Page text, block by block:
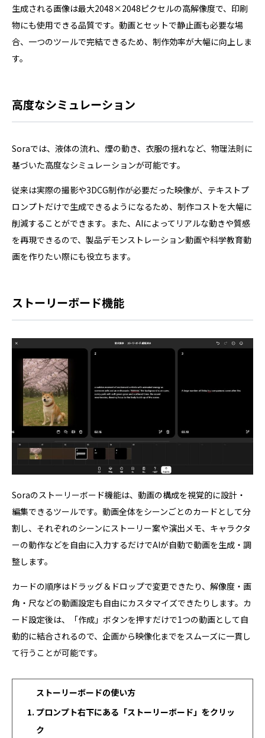
生成される画像は最大2048×2048ピクセルの高解像度で、印刷
物にも使用できる品質です。動画とセットで静止画も必要な場
合、一つのツールで完結できるため、制作効率が大幅に向上しま
す。
高度なシミュレーション
Soraでは、液体の流れ、煙の動き、衣服の揺れなど、物理法則に
基づいた高度なシミュレーションが可能です。
従来は実際の撮影や3DCG制作が必要だった映像が、テキストプ
ロンプトだけで生成できるようになるため、制作コストを大幅に
削減することができます。また、AIによってリアルな動きや質感
を再現できるので、製品デモンストレーション動画や科学教育動
画を作りたい際にも役立ちます。
ストーリーボード機能
Soraのストーリーボード機能は、動画の構成を視覚的に設計・
編集できるツールです。動画全体をシーンごとのカードとして分
割し、それぞれのシーンにストーリー案や演出メモ、キャラクタ
ーの動作などを自由に入力するだけでAIが自動で動画を生成・調
整します。
カードの順序はドラッグ＆ドロップで変更できたり、解像度・画
角・尺などの動画設定も自由にカスタマイズできたりします。カ
ード設定後は、「作成」ボタンを押すだけで1つの動画として自
動的に結合されるので、企画から映像化までをスムーズに一貫し
て行うことが可能です。
ストーリーボードの使い方
プロンプト右下にある「ストーリーボード」をクリッ
ク